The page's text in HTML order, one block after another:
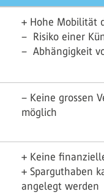
+ Hohe Mobilität
– Risiko einer
– Abhängigkeit
– Keine grossen
möglich
+ Keine
+ Sparguthaben
angelegt werden